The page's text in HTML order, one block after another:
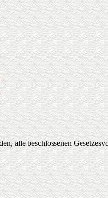
alle beschlossenen